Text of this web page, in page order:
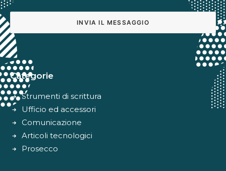
Categorie
Strumenti di scrittura
Ufficio ed accessori
Comunicazione
Articoli tecnologici
Prosecco